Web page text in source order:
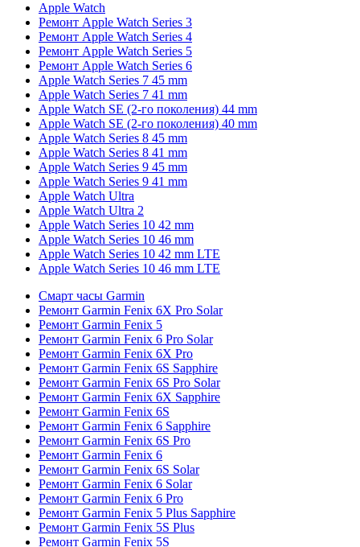
Apple Watch
Ремонт Apple Watch Series 3
Ремонт Apple Watch Series 4
Ремонт Apple Watch Series 5
Ремонт Apple Watch Series 6
Apple Watch Series 7 45 mm
Apple Watch Series 7 41 mm
Apple Watch SE (2-го поколения) 44 mm
Apple Watch SE (2-го поколения) 40 mm
Apple Watch Series 8 45 mm
Apple Watch Series 8 41 mm
Apple Watch Series 9 45 mm
Apple Watch Series 9 41 mm
Apple Watch Ultra
Apple Watch Ultra 2
Apple Watch Series 10 42 mm
Apple Watch Series 10 46 mm
Apple Watch Series 10 42 mm LTE
Apple Watch Series 10 46 mm LTE
Смарт часы Garmin
Ремонт Garmin Fenix 6X Pro Solar
Ремонт Garmin Fenix 5
Ремонт Garmin Fenix 6 Pro Solar
Ремонт Garmin Fenix 6X Pro
Ремонт Garmin Fenix 6S Sapphire
Ремонт Garmin Fenix 6S Pro Solar
Ремонт Garmin Fenix 6X Sapphire
Ремонт Garmin Fenix 6S
Ремонт Garmin Fenix 6 Sapphire
Ремонт Garmin Fenix 6S Pro
Ремонт Garmin Fenix 6
Ремонт Garmin Fenix 6S Solar
Ремонт Garmin Fenix 6 Solar
Ремонт Garmin Fenix 6 Pro
Ремонт Garmin Fenix 5 Plus Sapphire
Ремонт Garmin Fenix 5S Plus
Ремонт Garmin Fenix 5S